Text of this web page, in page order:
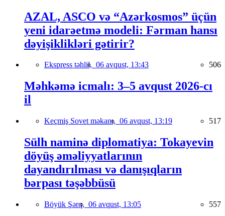
AZAL, ASCO və “Azərkosmos” üçün
yeni idarəetmə modeli: Fərman hansı
dəyişiklikləri gətirir?
Ekspress təhlil, 06 avqust, 13:43 506
Məhkəmə icmalı: 3–5 avqust 2026-cı
il
Keçmiş Sovet məkanı, 06 avqust, 13:19 517
Sülh naminə diplomatiya: Tokayevin
döyüş əməliyyatlarının
dayandırılması və danışıqların
bərpası təşəbbüsü
Böyük Şərq, 06 avqust, 13:05 557